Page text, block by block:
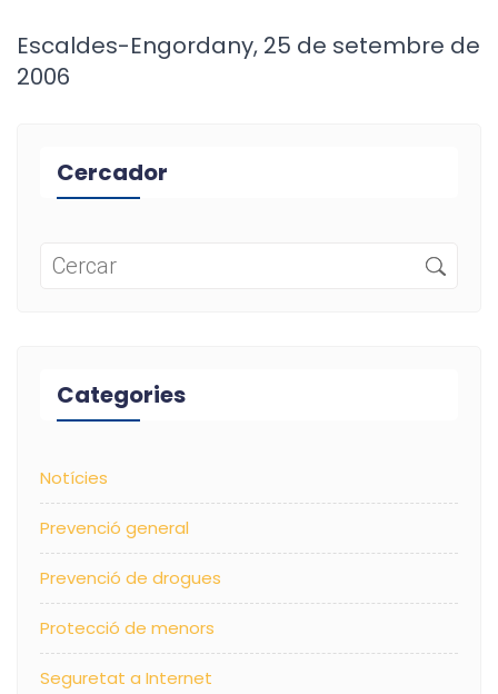
Escaldes-Engordany, 25 de setembre de
2006
Cercador
Categories
Notícies
Prevenció general
Prevenció de drogues
Protecció de menors
Seguretat a Internet